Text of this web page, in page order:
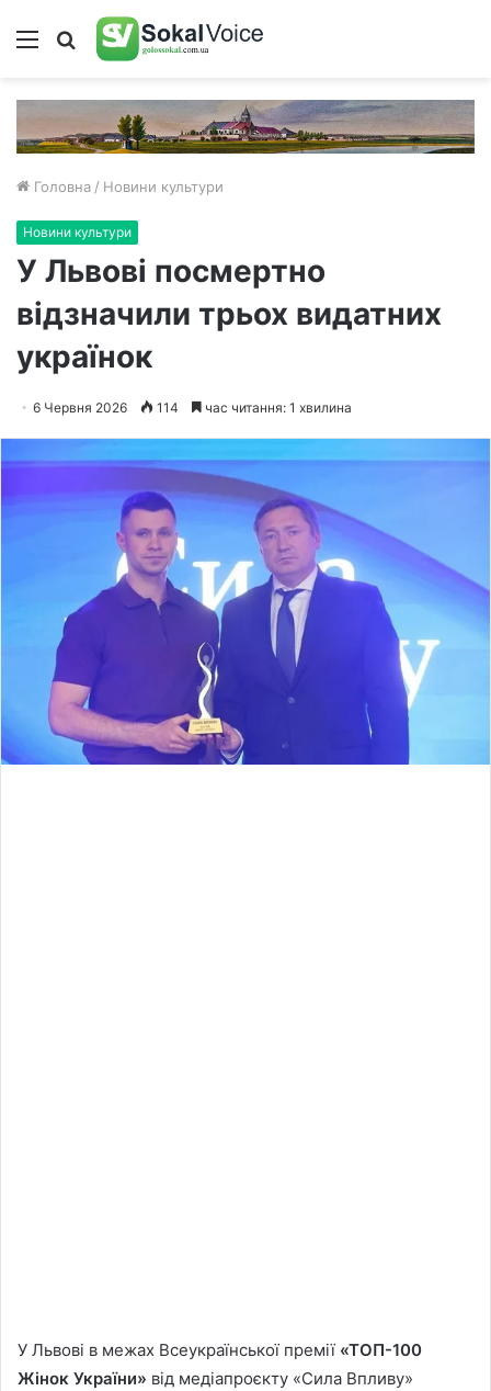
Меню Пошук
Головна / Новини культури
Новини культури
У Львові посмертно
відзначили трьох видатних
українок
6 Червня 2026 114 час читання: 1 хвилина
У Львові в межах Всеукраїнської премії «ТОП-100
Жінок України» від медіапроєкту «Сила Впливу»